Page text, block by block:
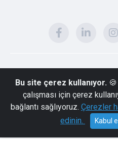
Bu site çerez kullanıyor.
çalışması için çerez
bağlantı sağlıyoruz. Çerezler
edinin.
Kabul